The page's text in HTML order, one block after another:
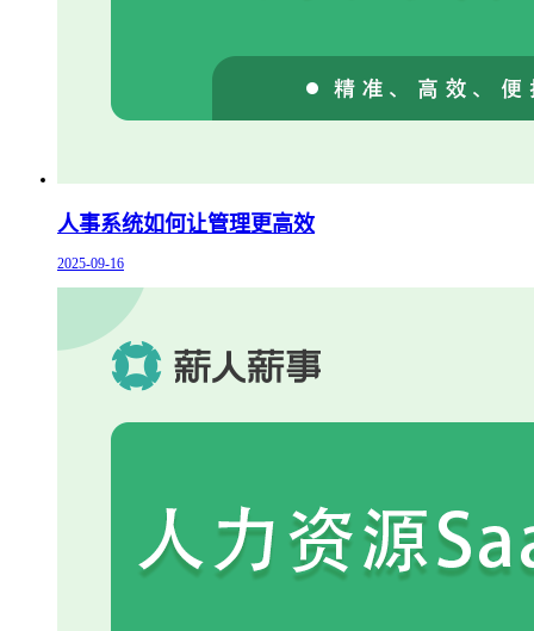
人事系统如何让管理更高效
2025-09-16